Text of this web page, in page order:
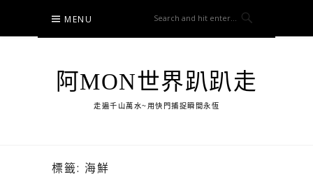
content
MENU
阿MON世界趴趴走
走遍千山萬水~用快門捕捉瞬間永恆
標籤: 海鮮